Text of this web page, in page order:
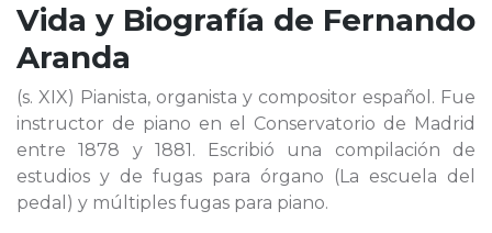
Vida y Biografía de Fernando
Aranda
(s. XIX) Pianista, organista y compositor español. Fue
instructor de piano en el Conservatorio de Madrid
entre 1878 y 1881. Escribió una compilación de
estudios y de fugas para órgano (La escuela del
pedal) y múltiples fugas para piano.